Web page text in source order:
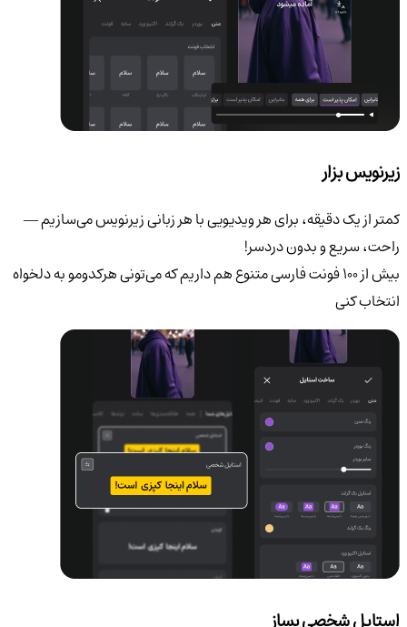
زیرنویس بزار
کمتر از یک دقیقه، برای هر ویدیویی با هر زبانی زیرنویس می‌سازیم —
راحت، سریع و بدون دردسر!
بیش از ۱۰۰ فونت فارسی متنوع هم داریم که می‌تونی هرکدومو به دلخواه
انتخاب کنی